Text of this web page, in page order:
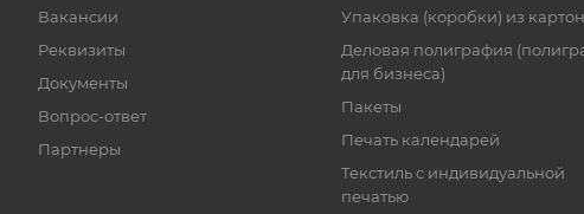
Вакансии
Реквизиты
Документы
Вопрос-ответ
Партнеры
Упаковка (коробки) из
Деловая полиграфия
для бизнеса)
Пакеты
Печать календарей
Текстиль с индивидуальной
печатью